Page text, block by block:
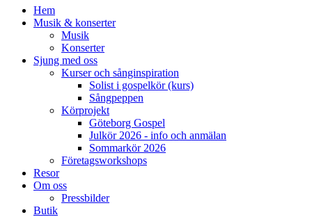
Hem
Musik & konserter
Musik
Konserter
Sjung med oss
Kurser och sånginspiration
Solist i gospelkör (kurs)
Sångpeppen
Körprojekt
Göteborg Gospel
Julkör 2026 - info och anmälan
Sommarkör 2026
Företagsworkshops
Resor
Om oss
Pressbilder
Butik